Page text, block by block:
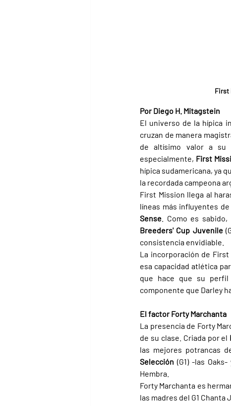
First
Por Diego H. Mitagstein
El universo de la hípica
cruzan de manera
de altísimo valor a
especialmente, First
hípica sudamericana, ya
la recordada campeona
First Mission llega al
líneas más influyentes
Sense
Breeders' Cup Juvenile
consistencia envidiable.
La incorporación de
esa capacidad atlética
que hace que su perfil
componente que Darley
El factor Forty Marchanta
La presencia de Forty
de su clase. Criada por el
las mejores potrancas
Selección (G1) -las Oaks-
Hembra.
Forty Marchanta es
las madres del G1 Chanta